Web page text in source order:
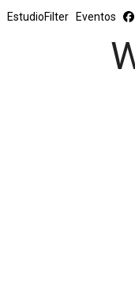
EstudioFilter Eventos